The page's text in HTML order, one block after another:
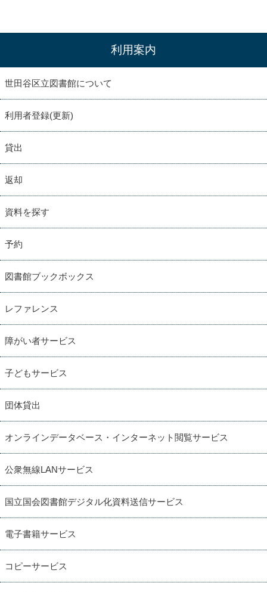
利用案内
世田谷区立図書館について
利用者登録(更新)
貸出
返却
資料を探す
予約
図書館ブックボックス
レファレンス
障がい者サービス
子どもサービス
団体貸出
オンラインデータベース・インターネット閲覧サービス
公衆無線LANサービス
国立国会図書館デジタル化資料送信サービス
電子書籍サービス
コピーサービス